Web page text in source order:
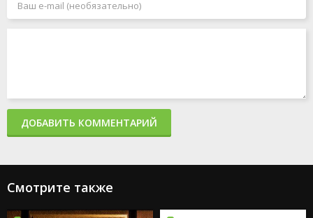
ДОБАВИТЬ КОММЕНТАРИЙ
Смотрите также